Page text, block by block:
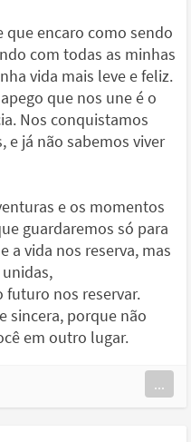
que encaro como sendo
com todas as minhas
vida mais leve e feliz.
que nos une é o
Nos conquistamos
já não sabemos viver
e os momentos
guardaremos só para
a vida nos reserva, mas
nos reservar.
sincera, porque não
em outro lugar.
...